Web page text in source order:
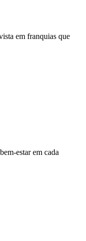
em franquias que
estar em cada